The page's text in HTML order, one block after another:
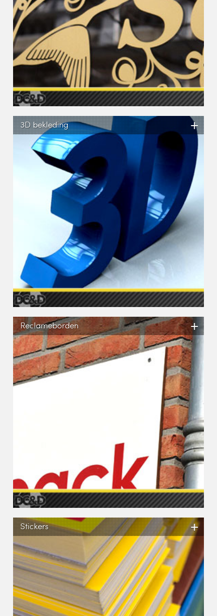
3D bekleding +
Reclameborden +
Stickers +